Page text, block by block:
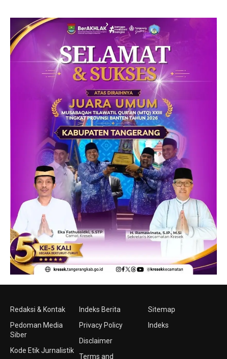
Redaksi & Kontak
Pedoman Media
Siber
Kode Etik Jurnalistik
Indeks Berita
Privacy Policy
Disclaimer
Terms and
Sitemap
Indeks